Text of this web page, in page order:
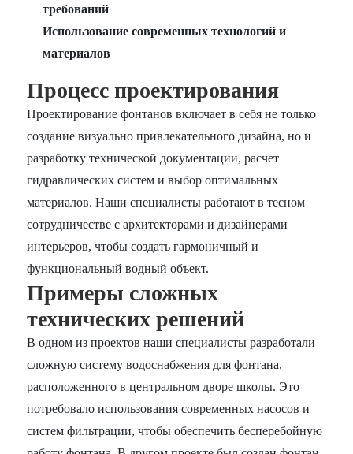
требований
Использование современных технологий и
материалов
Процесс проектирования
Проектирование фонтанов включает в себя не только
создание визуально привлекательного дизайна, но и
разработку технической документации, расчет
гидравлических систем и выбор оптимальных
материалов. Наши специалисты работают в тесном
сотрудничестве с архитекторами и дизайнерами
интерьеров, чтобы создать гармоничный и
функциональный водный объект.
Примеры сложных
технических решений
В одном из проектов наши специалисты разработали
сложную систему водоснабжения для фонтана,
расположенного в центральном дворе школы. Это
потребовало использования современных насосов и
систем фильтрации, чтобы обеспечить бесперебойную